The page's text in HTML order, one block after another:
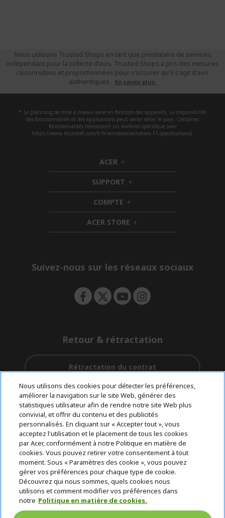
Nous utilisons Trusted Shops en tant que prestataire de services
indépendant pour la collecte d'avis. Trusted Shops a pris des mesures
raisonnables et proportionnées pour s'assurer qu'il s'agit d'avis
authentiques.
En savoir plus.
* Le planning de mise à niveau varie en fonction des appareils. La disponibilité
des fonctionnalités et des applications peut varier selon le pays. Certaines
fonctionnalités nécessitent un matériel spécifique (voir
https://www.microsoft.com/fr-fr/windows/windows-11-specifications).
ACER h
i
d
d
e
n
SUPPORT h
i
d
d
e
n
COMPTE h
i
d
d
ACER STORE h
i
e
Suivez-nous sur les réseaux sociaux
Retour & rétractation
Rétractation du contrat
Livraison
Gratuite
Accompagnement
avant et après-
vente
Avec 0%
D'intérêt
© 2026 Acer Inc.
CPYou BV est le revendeur et marchand agréé pour les produits et
services proposés au sein de ce magasin.
Nous utilisons des cookies pour détecter les préférences,
améliorer la navigation sur le site Web, générer des
statistiques utilisateur afin de rendre notre site Web plus
convivial, et offrir du contenu et des publicités
personnalisés. En cliquant sur « Accepter tout », vous
acceptez l'utilisation et le placement de tous les cookies
par Acer, conformément à notre Politique en matière de
cookies. Vous pouvez retirer votre consentement à tout
moment. Sous « Paramètres des cookie », vous pouvez
gérer vos préférences pour chaque type de cookie.
Découvrez qui nous sommes, quels cookies nous
utilisons et comment modifier vos préférences dans
notre Politique en matière de cookies.